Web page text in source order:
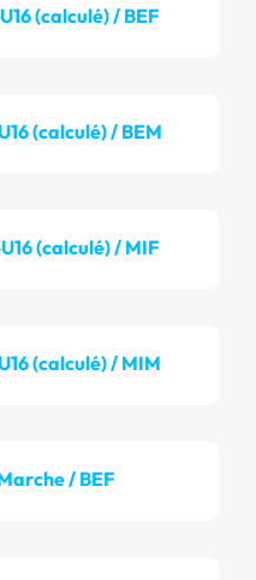
(calculé) / BEF
(calculé) / BEM
(calculé) / MIF
(calculé) / MIM
/ BEF